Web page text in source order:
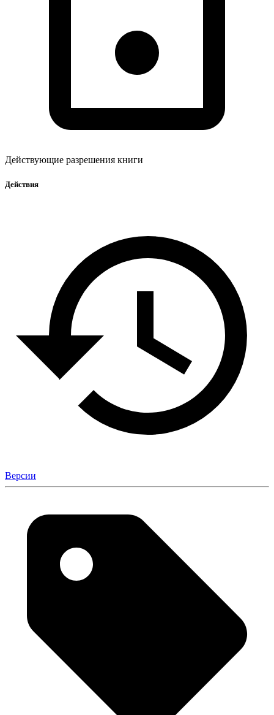
Действующие разрешения книги
Действия
Версии